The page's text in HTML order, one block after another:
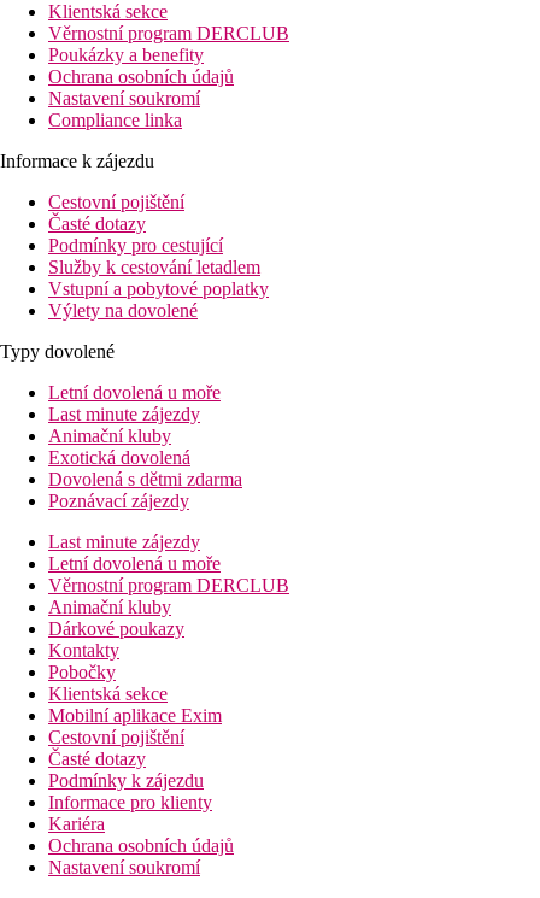
Klientská sekce
Věrnostní program DERCLUB
Poukázky a benefity
Ochrana osobních údajů
Nastavení soukromí
Compliance linka
Informace k zájezdu
Cestovní pojištění
Časté dotazy
Podmínky pro cestující
Služby k cestování letadlem
Vstupní a pobytové poplatky
Výlety na dovolené
Typy dovolené
Letní dovolená u moře
Last minute zájezdy
Animační kluby
Exotická dovolená
Dovolená s dětmi zdarma
Poznávací zájezdy
Last minute zájezdy
Letní dovolená u moře
Věrnostní program DERCLUB
Animační kluby
Dárkové poukazy
Kontakty
Pobočky
Klientská sekce
Mobilní aplikace Exim
Cestovní pojištění
Časté dotazy
Podmínky k zájezdu
Informace pro klienty
Kariéra
Ochrana osobních údajů
Nastavení soukromí